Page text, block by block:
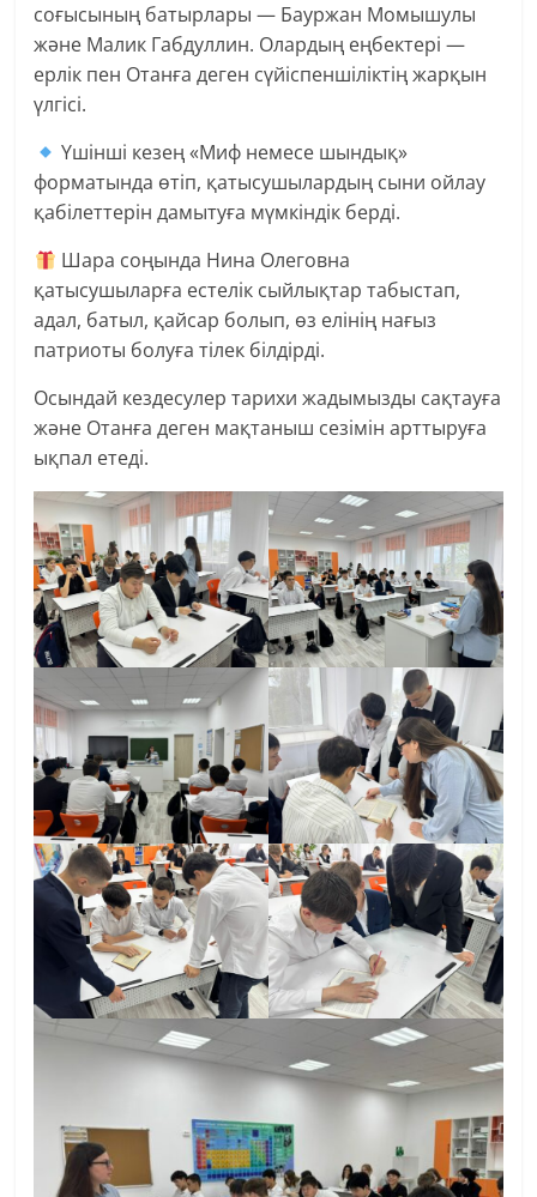
соғысының батырлары — Бауржан Момышулы
және Малик Габдуллин. Олардың еңбектері —
ерлік пен Отанға деген сүйіспеншіліктің жарқын
үлгісі.
Үшінші кезең «Миф немесе шындық»
форматында өтіп, қатысушылардың сыни ойлау
қабілеттерін дамытуға мүмкіндік берді.
Шара соңында Нина Олеговна
қатысушыларға естелік сыйлықтар табыстап,
адал, батыл, қайсар болып, өз елінің нағыз
патриоты болуға тілек білдірді.
Осындай кездесулер тарихи жадымызды сақтауға
және Отанға деген мақтаныш сезімін арттыруға
ықпал етеді.